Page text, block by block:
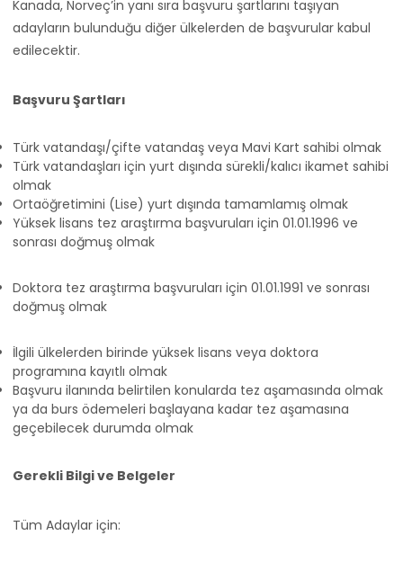
Kanada, Norveç’in yanı sıra başvuru şartlarını taşıyan
adayların bulunduğu diğer ülkelerden de başvurular kabul
edilecektir.
Başvuru Şartları
Türk vatandaşı/çifte vatandaş veya Mavi Kart sahibi olmak
Türk vatandaşları için yurt dışında sürekli/kalıcı ikamet sahibi
olmak
Ortaöğretimini (Lise) yurt dışında tamamlamış olmak
Yüksek lisans tez araştırma başvuruları için 01.01.1996 ve
sonrası doğmuş olmak
Doktora tez araştırma başvuruları için 01.01.1991 ve sonrası
doğmuş olmak
İlgili ülkelerden birinde yüksek lisans veya doktora
programına kayıtlı olmak
Başvuru ilanında belirtilen konularda tez aşamasında olmak
ya da burs ödemeleri başlayana kadar tez aşamasına
geçebilecek durumda olmak
Gerekli Bilgi ve Belgeler
Tüm Adaylar için: